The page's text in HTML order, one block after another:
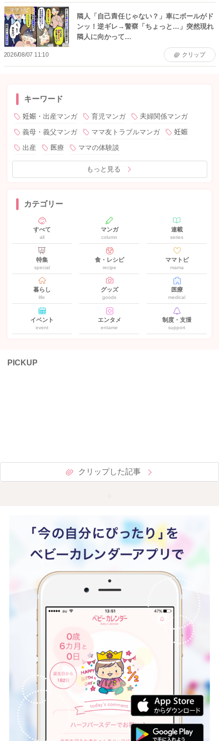
ママトピ
隣人「自己責任じゃない？」車にボールがド
ンッ！逆ギレ→警察「ちょっと…」突然現れ
隣人に向かって…
2026/08/07 11:10 クリップ
キーワード
妊娠・出産マンガ 育児マンガ
夫婦関係マンガ
義母・義父マンガ
ママ友トラブルマンガ
妊娠
出産
医療 ママの体験談
もっと見る
カテゴリー
すべて
all
マンガ
column
連載
series
特集
special
食・レシピ
recipe
ママトピ
mama
暮らし
life
グッズ
goods
医療
medical
イベント
event
エンタメ
entame
制度・支援
support
PICKUP
クリップした記事